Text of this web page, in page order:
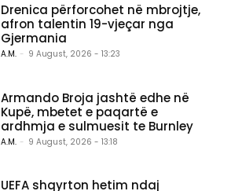
Drenica përforcohet në mbrojtje,
afron talentin 19-vjeçar nga
Gjermania
A.M. - 9 August, 2026 - 13:23
Armando Broja jashtë edhe në
Kupë, mbetet e paqartë e
ardhmja e sulmuesit te Burnley
A.M. - 9 August, 2026 - 13:18
UEFA shqyrton hetim ndaj